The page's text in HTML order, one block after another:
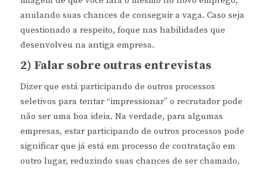
anulando suas chances de conseguir a vaga. Caso seja
questionado a respeito, foque nas habilidades que
desenvolveu na antiga empresa.
2) Falar sobre outras entrevistas
Dizer que está participando de outros processos
seletivos para tentar “impressionar” o recrutador pode
não ser uma boa ideia. Na verdade, para algumas
empresas, estar participando de outros processos pode
significar que já está em processo de contratação em
outro lugar, reduzindo suas chances de ser chamado,